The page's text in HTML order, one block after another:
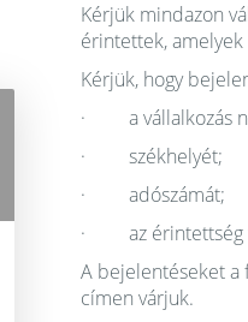
Kérjük mindazon
érintettek, amelyek
Kérjük, hogy
· a vállalkozás
· székhelyét;
· adószámát;
· az érintettség
A bejelentéseket a
címen várjuk.